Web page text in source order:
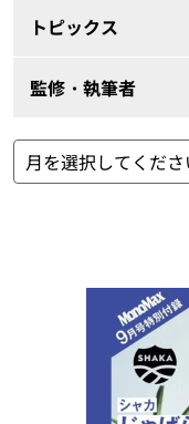
トピックス
監修・執筆者